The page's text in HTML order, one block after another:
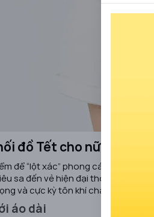
đồ Tết cho nữ cực sang
để “lột xác” phong cách, thì
sa đến vẻ hiện đại thời thượng,
và cực kỳ tôn khí chất.
áo dài